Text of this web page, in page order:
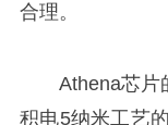
合理。
Athena芯片
积电5纳米工艺